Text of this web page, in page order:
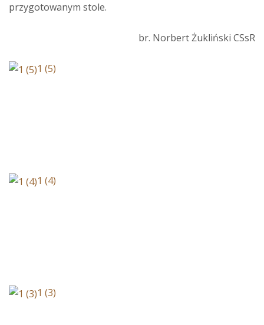
przygotowanym stole.
br. Norbert Żukliński CSsR
1 (5)
1 (4)
1 (3)